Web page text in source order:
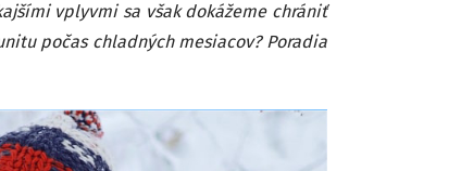
vplyvmi sa však dokážeme chrániť
počas chladných mesiacov? Poradia